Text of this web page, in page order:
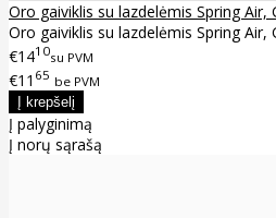
Oro gaiviklis su lazdelėmis Spring Air,
Oro gaiviklis su lazdelėmis Spring Air,
€1410su PVM
€11 65 be PVM
Į palyginimą
Į norų sąrašą